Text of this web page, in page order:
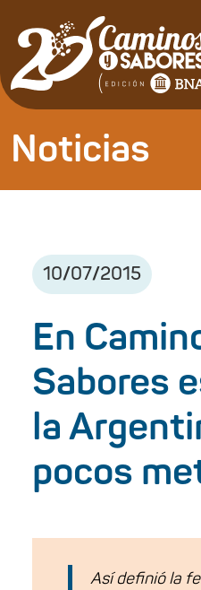
Noticias
10/07/2015
En
Sabores
la
pocos
Así definió la